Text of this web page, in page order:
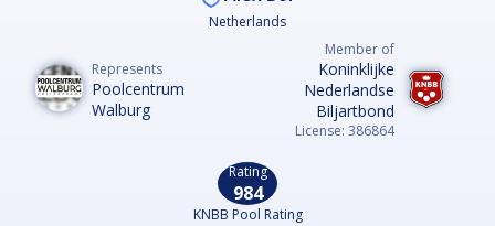
Netherlands
Represents
Poolcentrum
Walburg
Member of
Koninklijke
Nederlandse
Biljartbond
License: 386864
Rating
984
KNBB Pool Rating